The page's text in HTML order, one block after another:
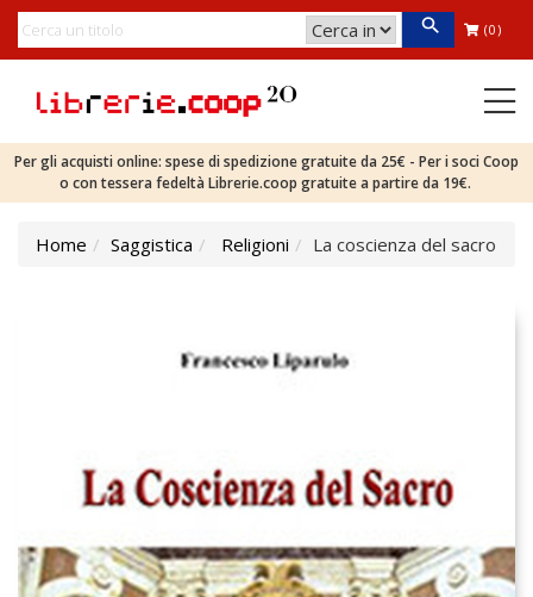
(0)
Per gli acquisti online: spese di spedizione gratuite da 25€ - Per i soci Coop
o con tessera fedeltà Librerie.coop gratuite a partire da 19€.
Home Saggistica Religioni La coscienza del sacro